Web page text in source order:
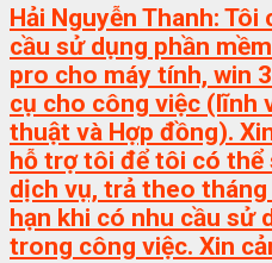
Hải Nguyễn Thanh: Tôi
cầu sử dụng phần
pro cho máy tính, win
cụ cho công việc (lĩnh
thuật và Hợp đồng).
hỗ trợ tôi để tôi có thể
dịch vụ, trả theo tháng
hạn khi có nhu cầu sử
trong công việc. Xin